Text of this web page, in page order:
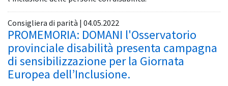
Consigliera di parità | 04.05.2022
PROMEMORIA: DOMANI l'Osservatorio
provinciale disabilità presenta campagna
di sensibilizzazione per la Giornata
Europea dell’Inclusione.